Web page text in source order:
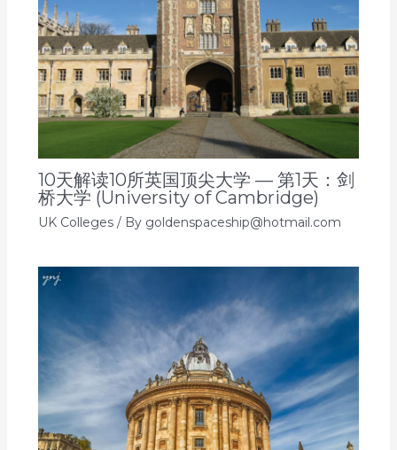
10天解读10所英国顶尖大学 — 第1天：剑
桥大学 (University of Cambridge)
UK Colleges/ By goldenspaceship@hotmail.com